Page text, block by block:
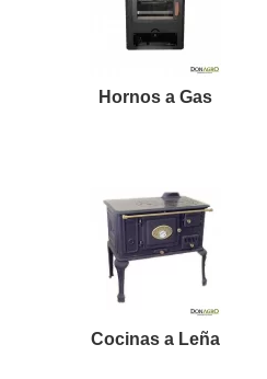
Hornos a Gas
Cocinas a Leña